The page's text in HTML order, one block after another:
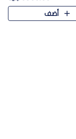
أضف